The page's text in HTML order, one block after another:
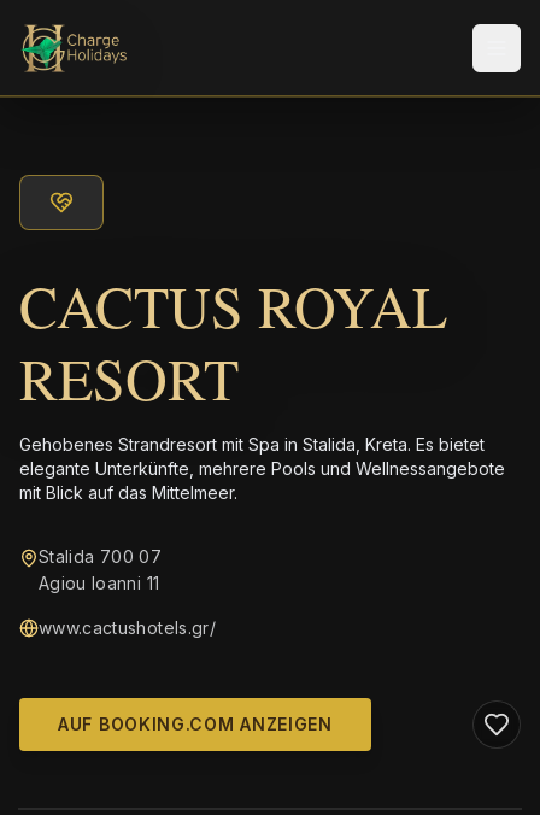
CACTUS ROYAL
RESORT
Gehobenes Strandresort mit Spa in Stalida, Kreta. Es bietet
elegante Unterkünfte, mehrere Pools und Wellnessangebote
mit Blick auf das Mittelmeer.
Stalida 700 07
Agiou Ioanni 11
www.cactushotels.gr/
AUF BOOKING.COM ANZEIGEN